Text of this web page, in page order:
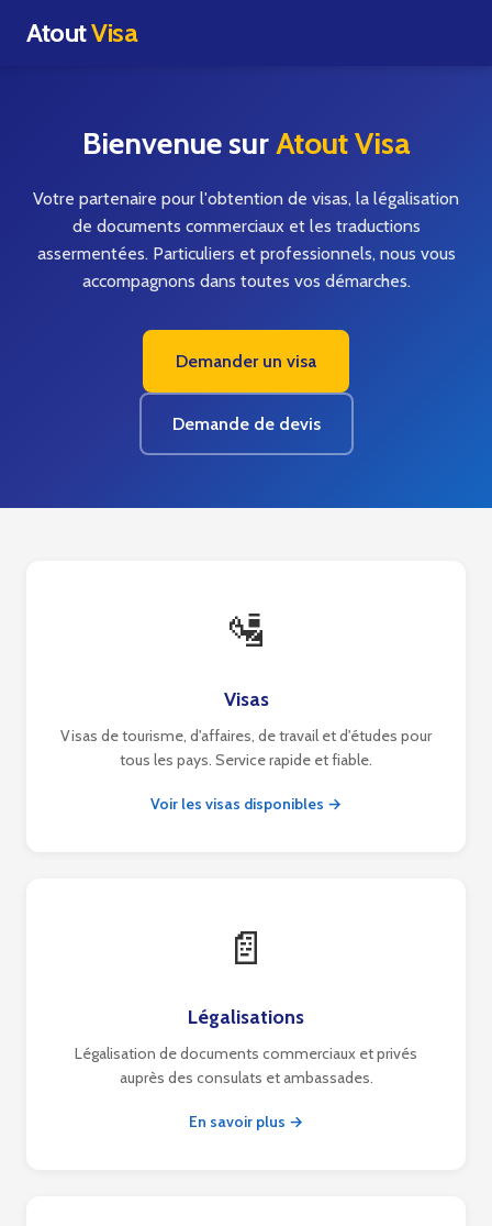
AtoutVisa
Bienvenue surAtout Visa
Votre partenaire pour l'obtention de visas, la légalisation
de documents commerciaux et les traductions
assermentées. Particuliers et professionnels, nous vous
accompagnons dans toutes vos démarches.
Demander un visa
Demande de devis
🛂
Visas
Visas de tourisme, d'affaires, de travail et d'études pour
tous les pays. Service rapide et fiable.
Voir les visas disponibles →
📄
Légalisations
Légalisation de documents commerciaux et privés
auprès des consulats et ambassades.
En savoir plus →